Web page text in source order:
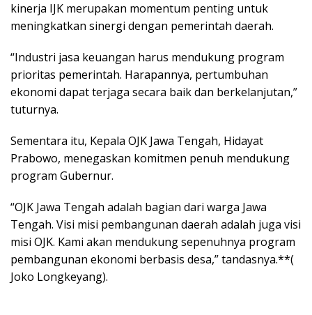
kinerja IJK merupakan momentum penting untuk
meningkatkan sinergi dengan pemerintah daerah.
“Industri jasa keuangan harus mendukung program
prioritas pemerintah. Harapannya, pertumbuhan
ekonomi dapat terjaga secara baik dan berkelanjutan,”
tuturnya.
Sementara itu, Kepala OJK Jawa Tengah, Hidayat
Prabowo, menegaskan komitmen penuh mendukung
program Gubernur.
“OJK Jawa Tengah adalah bagian dari warga Jawa
Tengah. Visi misi pembangunan daerah adalah juga visi
misi OJK. Kami akan mendukung sepenuhnya program
pembangunan ekonomi berbasis desa,” tandasnya.**(
Joko Longkeyang).